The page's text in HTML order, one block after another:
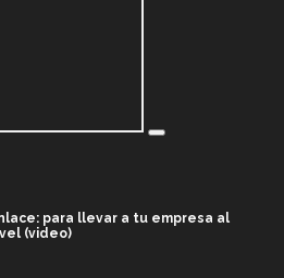
para llevar a tu empresa al
(video)